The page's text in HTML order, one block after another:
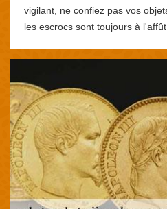
vigilant, ne confiez pas vos
les escrocs sont toujours à l'affût.